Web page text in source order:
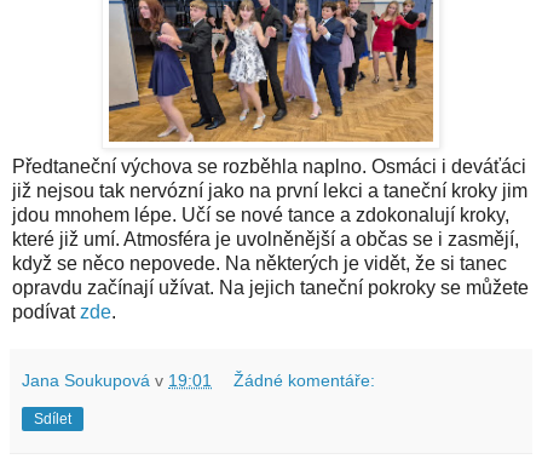
Předtaneční výchova se rozběhla naplno. Osmáci i deváťáci
již nejsou tak nervózní jako na první lekci a taneční kroky jim
jdou mnohem lépe. Učí se nové tance a zdokonalují kroky,
které již umí. Atmosféra je uvolněnější a občas se i zasmějí,
když se něco nepovede. Na některých je vidět, že si tanec
opravdu začínají užívat. Na jejich taneční pokroky se můžete
podívatzde.
Jana Soukupová v 19:01 Žádné komentáře:
Sdílet